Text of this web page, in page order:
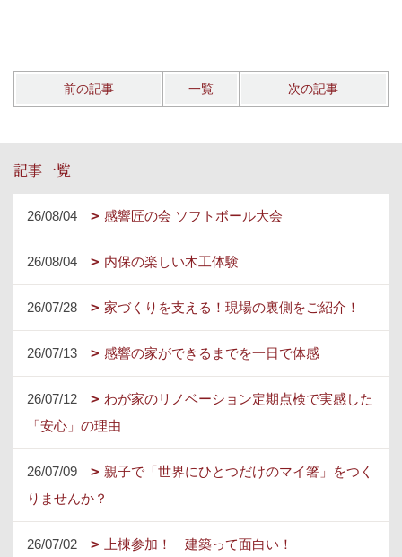
前の記事 一覧 次の記事
記事一覧
26/08/04 感響匠の会 ソフトボール大会
26/08/04 内保の楽しい木工体験
26/07/28 家づくりを支える！現場の裏側をご紹介！
26/07/13 感響の家ができるまでを一日で体感
26/07/12
わが家のリノベーション定期点検で実感した
「安心」の理由
26/07/09
親子で「世界にひとつだけのマイ箸」をつく
りませんか？
26/07/02 上棟参加！ 建築って面白い！